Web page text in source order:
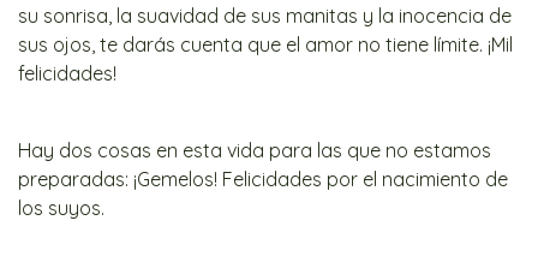
su sonrisa, la suavidad de sus manitas y la inocencia de
sus ojos, te darás cuenta que el amor no tiene límite. ¡Mil
felicidades!
Hay dos cosas en esta vida para las que no estamos
preparadas: ¡Gemelos! Felicidades por el nacimiento de
los suyos.